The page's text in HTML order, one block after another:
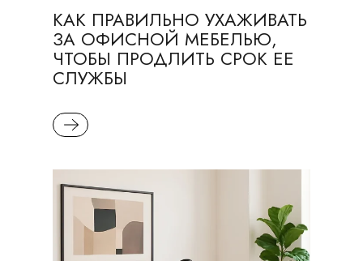
КАК ПРАВИЛЬНО УХАЖИВАТЬ
ЗА ОФИСНОЙ МЕБЕЛЬЮ,
ЧТОБЫ ПРОДЛИТЬ СРОК ЕЕ
СЛУЖБЫ
READ MORE